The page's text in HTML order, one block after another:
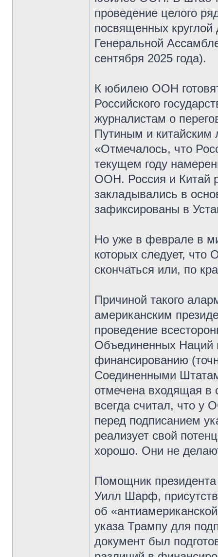
проведение целого
посвященных круглой
Генеральной
сентября 2025 года).
К юбилею ООН
Российского
журналистам о
Путиным и
«Отмечалось, что
текущем году
ООН. Россия и Китай
закладывались в
зафиксированы в
Но уже в феврале в
которых следует,
скончаться или, по
Причиной такого
американским
проведение
Объединенных Наций
финансированию
Соединенными
отмечена входящая
всегда считал, что у
перед подписанием
реализует свой
хорошо. Они не
Помощник
Уилл Шарф,
об
указа Трампу для
документ был